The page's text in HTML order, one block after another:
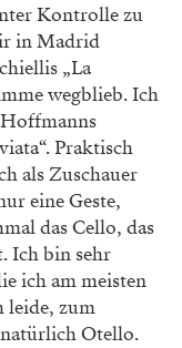
Kontrolle zu
in Madrid
„La
wegblieb. Ich
Praktisch
als Zuschauer
eine Geste,
das Cello, das
Ich bin sehr
ich am meisten
leide, zum
natürlich Otello.